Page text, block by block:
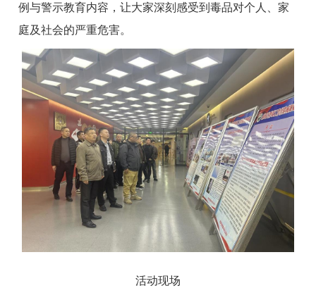
例与警示教育内容，让大家深刻感受到毒品对个人、家
庭及社会的严重危害。
活动现场